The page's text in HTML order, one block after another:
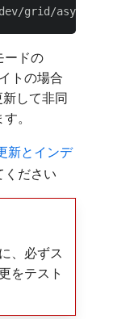
ードの
トの場合
新して非同
。
新とインデ
ください
、必ずス
をテスト